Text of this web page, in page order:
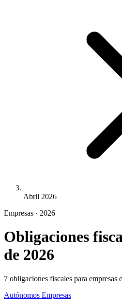
Abril 2026
Empresas · 2026
Obligaciones
de 2026
7 obligaciones fiscales para empresas
Autónomos Empresas